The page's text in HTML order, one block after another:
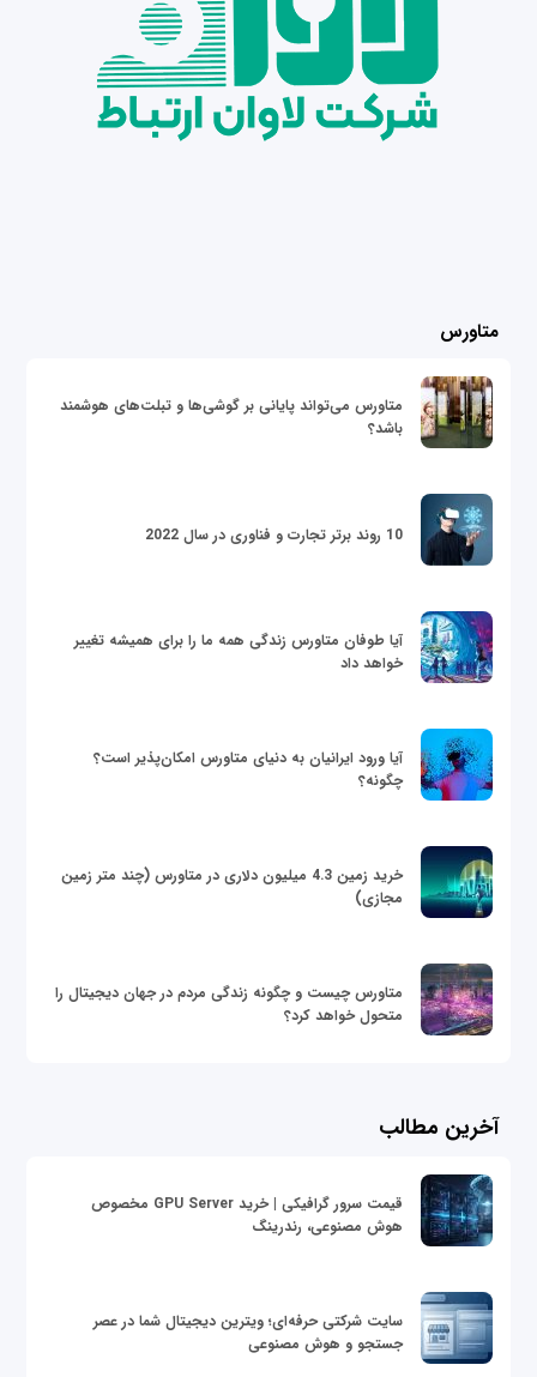
متاورس
متاورس می‌تواند پایانی بر گوشی‌ها و تبلت‌های هوشمند
باشد؟
10 روند برتر تجارت و فناوری در سال 2022
آیا طوفان متاورس زندگی همه ما را برای همیشه تغییر
خواهد داد
آیا ورود ایرانیان به دنیای متاورس امکان‌پذیر است؟
چگونه؟
خرید زمین 4.3 میلیون دلاری در متاورس (چند متر زمین
مجازی)
متاورس چیست و چگونه زندگی مردم در جهان دیجیتال را
متحول خواهد کرد؟
آخرین مطالب
قیمت سرور گرافیکی | خرید GPU Server مخصوص
هوش مصنوعی، رندرینگ
سایت شرکتی حرفه‌ای؛ ویترین دیجیتال شما در عصر
جستجو و هوش مصنوعی